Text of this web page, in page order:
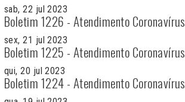
sab, 22 jul 2023
Boletim 1226 - Atendimento Coronavírus
sex, 21 jul 2023
Boletim 1225 - Atendimento Coronavírus
qui, 20 jul 2023
Boletim 1224 - Atendimento Coronavírus